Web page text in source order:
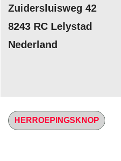
Zuidersluisweg 42
8243 RC Lelystad
Nederland
HERROEPINGSKNOP